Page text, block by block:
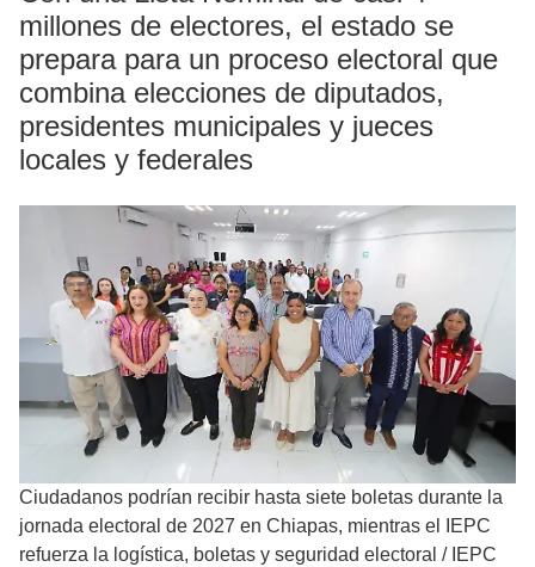
millones de electores, el estado se
prepara para un proceso electoral que
combina elecciones de diputados,
presidentes municipales y jueces
locales y federales
Ciudadanos podrían recibir hasta siete boletas durante la
jornada electoral de 2027 en Chiapas, mientras el IEPC
refuerza la logística, boletas y seguridad electoral / IEPC